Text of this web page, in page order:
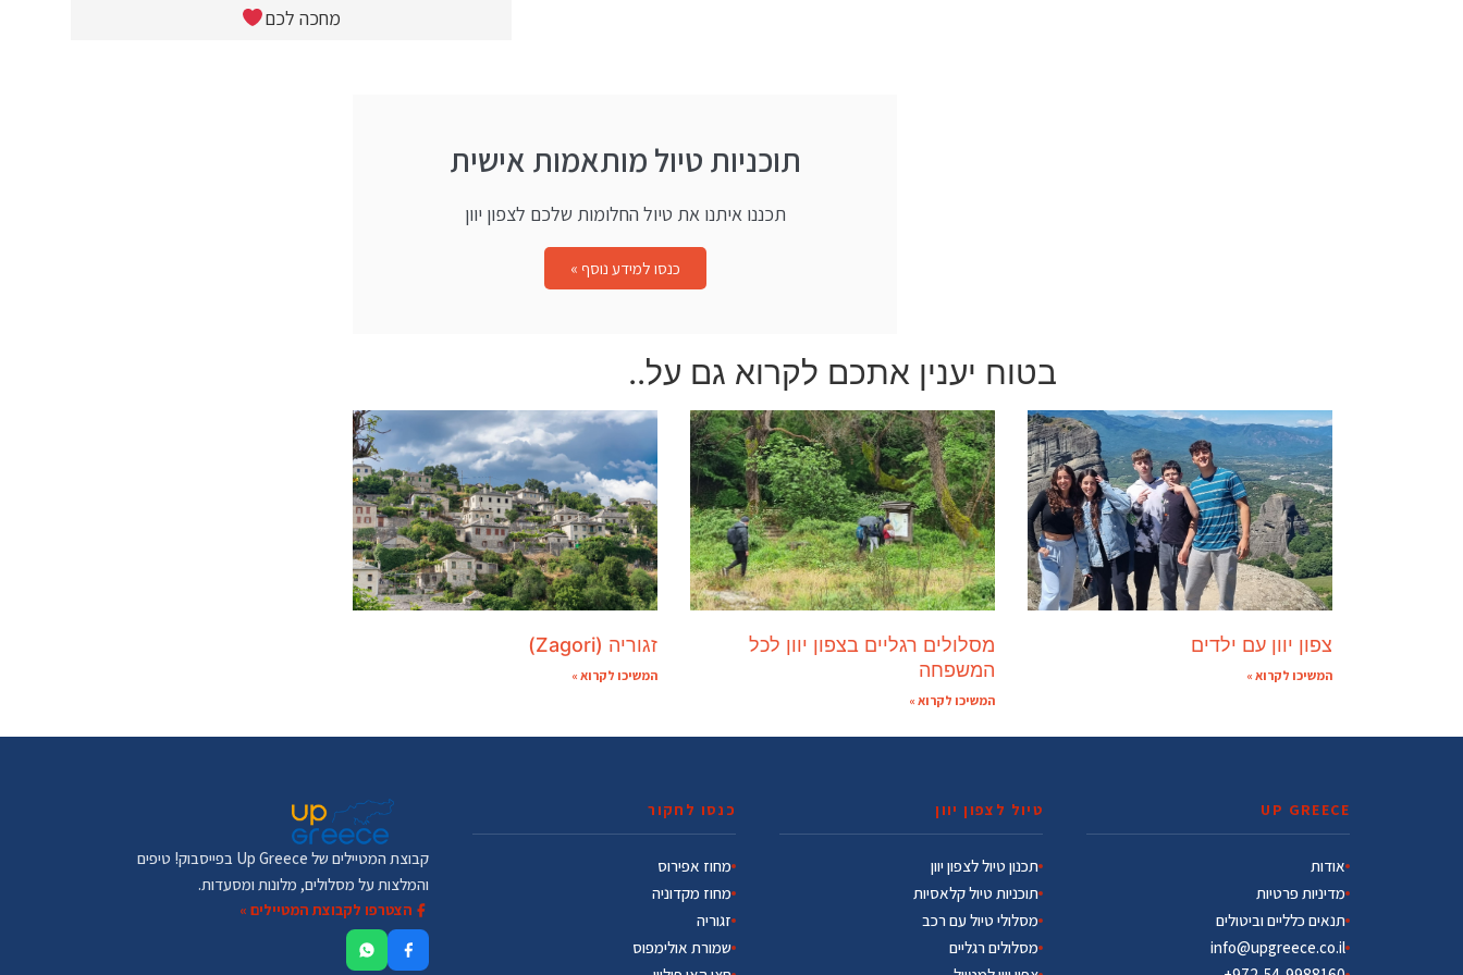
מחכה לכם
תוכניות טיול מותאמות אישית
תכננו איתנו את טיול החלומות שלכם לצפון יוון
כנסו למידע נוסף »
בטוח יענין אתכם לקרוא גם על..
צפון יוון עם ילדים
המשיכו לקרוא »
מסלולים רגליים בצפון יוון לכל
המשפחה
המשיכו לקרוא »
זגוריה (Zagori)
המשיכו לקרוא »
UP GREECE
אודות
מדיניות פרטיות
תנאים כלליים וביטולים
info@upgreece.co.il
טיול לצפון יוון
תכנון טיול לצפון יוון
תוכניות טיול קלאסיות
מסלולי טיול עם רכב
מסלולים רגליים
כנסו לחקור
מחוז אפירוס
מחוז מקדוניה
זגוריה
שמורת אולימפוס
קבוצת המטיילים של Up Greece בפייסבוק! טיפים
והמלצות על מסלולים, מלונות ומסעדות.
הצטרפו לקבוצת המטיילים »